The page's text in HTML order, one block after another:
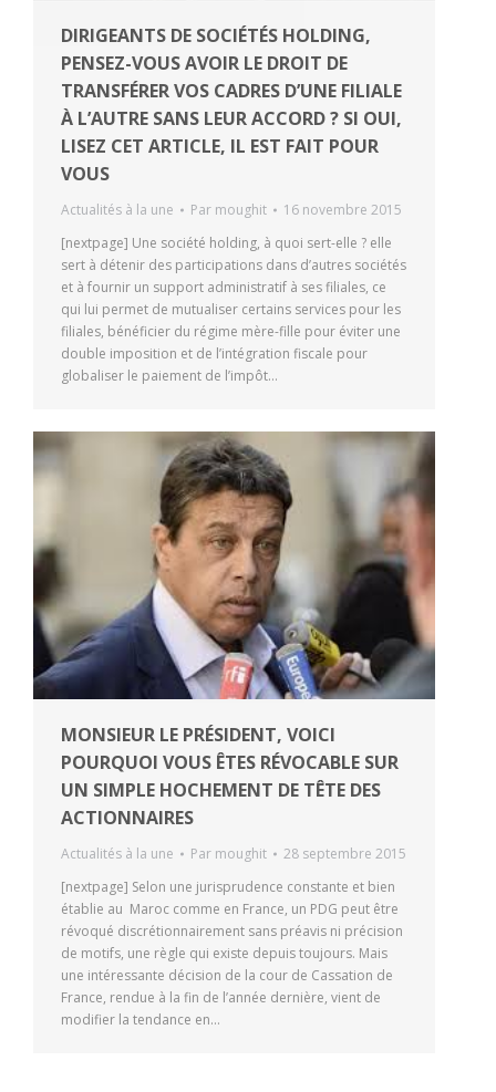
DIRIGEANTS DE SOCIÉTÉS HOLDING,
PENSEZ-VOUS AVOIR LE DROIT DE
TRANSFÉRER VOS CADRES D’UNE FILIALE
À L’AUTRE SANS LEUR ACCORD ? SI OUI,
LISEZ CET ARTICLE, IL EST FAIT POUR
VOUS
Actualités à la une Par moughit
16 novembre 2015
[nextpage] Une société holding, à quoi sert-elle ? elle
sert à détenir des participations dans d’autres sociétés
et à fournir un support administratif à ses filiales, ce
qui lui permet de mutualiser certains services pour les
filiales, bénéficier du régime mère-fille pour éviter une
double imposition et de l’intégration fiscale pour
globaliser le paiement de l’impôt…
MONSIEUR LE PRÉSIDENT, VOICI
POURQUOI VOUS ÊTES RÉVOCABLE SUR
UN SIMPLE HOCHEMENT DE TÊTE DES
ACTIONNAIRES
Actualités à la une Par moughit
28 septembre 2015
[nextpage] Selon une jurisprudence constante et bien
établie au Maroc comme en France, un PDG peut être
révoqué discrétionnairement sans préavis ni précision
de motifs, une règle qui existe depuis toujours. Mais
une intéressante décision de la cour de Cassation de
France, rendue à la fin de l’année dernière, vient de
modifier la tendance en…